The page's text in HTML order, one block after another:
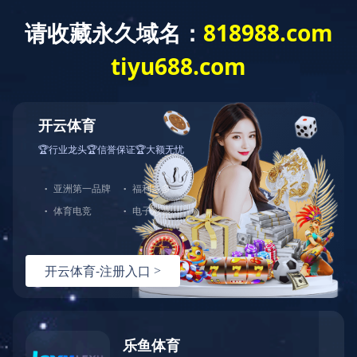
星空官网
美一食品
All Categories >